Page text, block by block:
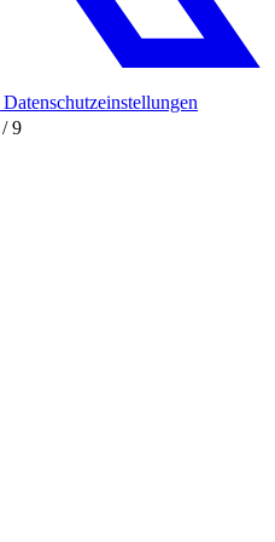
/9
Datenschutzeinstellungen